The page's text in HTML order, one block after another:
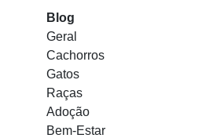
Blog
Geral
Cachorros
Gatos
Raças
Adoção
Bem-Estar